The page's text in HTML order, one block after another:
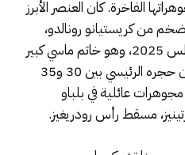
الفاخرة. كان العنصر الأبرز
من كريستيانو رونالدو،
الذي أعلن عنه رسميًا في أغسطس 2025، وهو خاتم ماسي كبير
بقطع بيضاوي أو ثلاثي، يُقدّر وزن حجره الرئيسي بين 30 و35
عائلية في بلباو
مسقط رأس رودريغيز.